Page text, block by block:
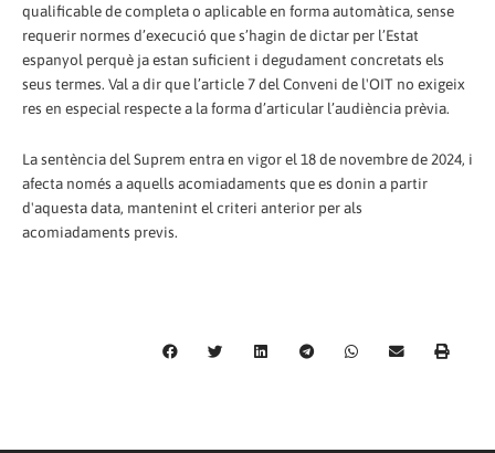
qualificable de completa o aplicable en forma automàtica, sense
requerir normes d’execució que s’hagin de dictar per l’Estat
espanyol perquè ja estan suficient i degudament concretats els
seus termes. Val a dir que l’article 7 del Conveni de l'OIT no exigeix
res en especial respecte a la forma d’articular l’audiència prèvia.
La sentència del Suprem entra en vigor el 18 de novembre de 2024, i
afecta només a aquells acomiadaments que es donin a partir
d'aquesta data, mantenint el criteri anterior per als
acomiadaments previs.